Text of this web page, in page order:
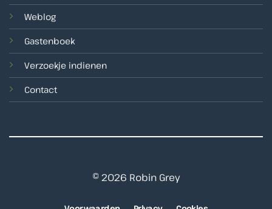
Weblog
Gastenboek
Verzoekje indienen
Contact
© 2026 Robin Grey